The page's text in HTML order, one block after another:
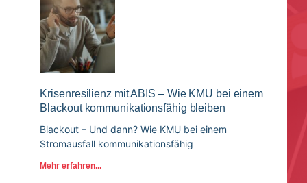
Krisenresilienz mit ABIS – Wie KMU bei einem
Blackout kommunikationsfähig bleiben
Blackout – Und dann? Wie KMU bei einem
Stromausfall kommunikationsfähig
Mehr erfahren...